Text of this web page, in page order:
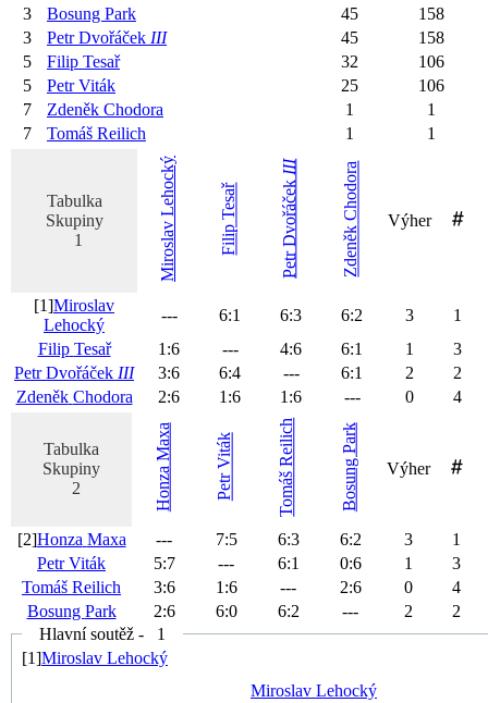
3
Bosung Park 45
158
3
Petr Dvořáček III 45
158
5
Filip Tesař 32
106
5
Petr Viták 25
106
7
Zdeněk Chodora 1
1
7
Tomáš Reilich 1 1
Tabulka
Skupiny
1
Miroslav
Lehocký
Filip
Tesař
Petr
Dvořáček
III
Zdeněk
Chodora Výher
[1]Miroslav
Lehocký
--- 6:1 6:3 6:2 3
1
Filip Tesař 1 :6 --- 4:6 6:1 1
3
Petr Dvořáček III 3:6 6:4 --- 6:1 2
2
Zdeněk Chodora 2:6 1 :6 1 :6 --- 0 4
Tabulka
Skupiny
2
Honza
Maxa
Petr
Viták
Tomáš
Reilich
Bosung
Park
Výher
[2]Honza Maxa --- 7:5 6:3 6:2 3
1
Petr Viták 5:7 --- 6:1 0:6 1
3
Tomáš Reilich 3:6 1 :6 --- 2:6 0
4
Bosung Park 2:6 6:0 6:2 --- 2
2
Hlavní soutěž - 1
[1]Miroslav Lehocký
Miroslav Lehocký